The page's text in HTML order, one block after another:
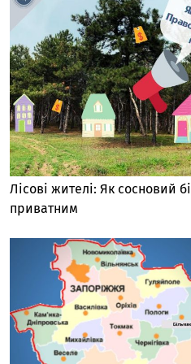
Лісові жителі: Як сосновий
приватним